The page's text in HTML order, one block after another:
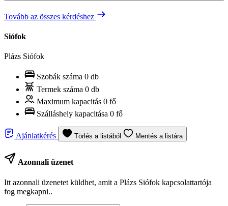
Tovább az összes kérdéshez
Siófok
Plázs Siófok
Szobák száma 0 db
Termek száma 0 db
Maximum kapacitás 0 fő
Szálláshely kapacitása 0 fő
Ajánlatkérés Törlés a listából Mentés a listára
Azonnali üzenet
Itt azonnali üzenetet küldhet, amit a Plázs Siófok kapcsolattartója
fog megkapni..